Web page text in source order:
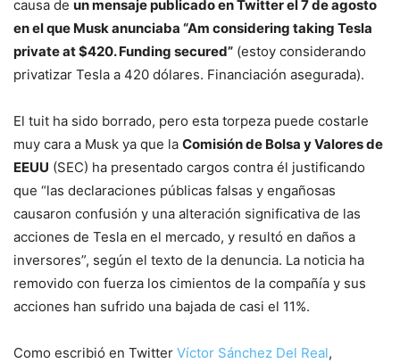
causa de un mensaje publicado en Twitter el 7 de agosto
en el que Musk anunciaba “Am considering taking Tesla
private at $420. Funding secured” (estoy considerando
privatizar Tesla a 420 dólares. Financiación asegurada).
El tuit ha sido borrado, pero esta torpeza puede costarle
muy cara a Musk ya que la Comisión de Bolsa y Valores de
EEUU (SEC) ha presentado cargos contra él justificando
que “las declaraciones públicas falsas y engañosas
causaron confusión y una alteración significativa de las
acciones de Tesla en el mercado, y resultó en daños a
inversores”, según el texto de la denuncia. La noticia ha
removido con fuerza los cimientos de la compañía y sus
acciones han sufrido una bajada de casi el 11%.
Como escribió en Twitter Víctor Sánchez Del Real,